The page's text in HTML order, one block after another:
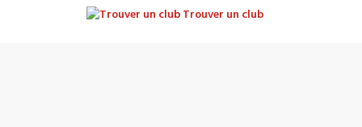
Trouver un club